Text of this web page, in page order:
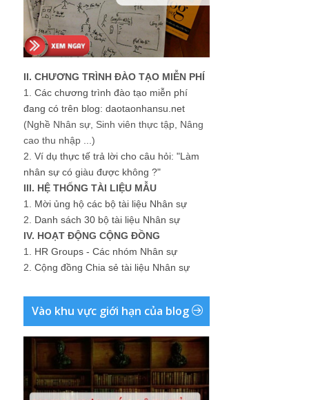
II. CHƯƠNG TRÌNH ĐÀO TẠO MIỄN PHÍ
1. Các chương trình đào tạo miễn phí
đang có trên blog: daotaonhansu.net
(Nghề Nhân sự, Sinh viên thực tập, Nâng
cao thu nhập ...)
2. Ví dụ thực tế trả lời cho câu hỏi: "Làm
nhân sự có giàu được không ?"
III. HỆ THỐNG TÀI LIỆU MẪU
1. Mời ủng hộ các bộ tài liệu Nhân sự
2. Danh sách 30 bộ tài liệu Nhân sự
IV. HOẠT ĐỘNG CỘNG ĐỒNG
1. HR Groups - Các nhóm Nhân sự
2. Cộng đồng Chia sẻ tài liệu Nhân sự
Vào khu vực giới hạn của blog